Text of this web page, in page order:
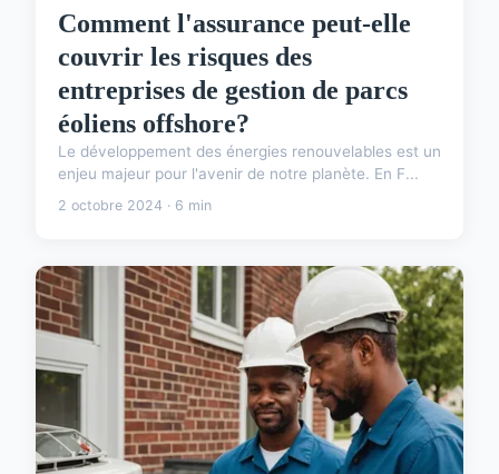
Comment l'assurance peut-elle
couvrir les risques des
entreprises de gestion de parcs
éoliens offshore?
Le développement des énergies renouvelables est un
enjeu majeur pour l'avenir de notre planète. En F...
2 octobre 2024 · 6 min